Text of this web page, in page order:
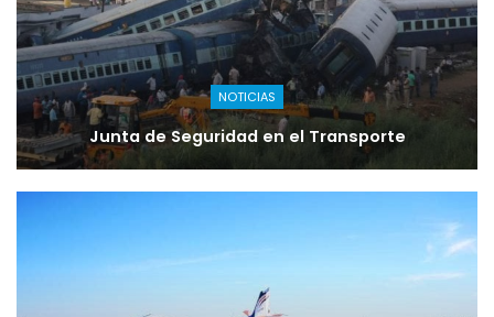
NOTICIAS
Junta de Seguridad en el Transporte